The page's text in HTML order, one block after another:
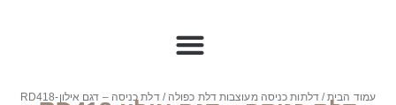
עמוד הבית/דלתות כניסה מעוצבות דלת כפולה / דלת כניסה – דגם אילון-RD418